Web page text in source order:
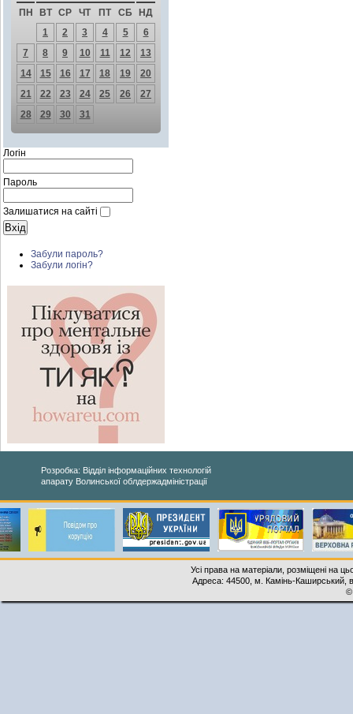
ПН ВТ СР ЧТ ПТ СБ
НД
1
2 3 4 5
6
7
8 9 10 11 12
13
14
15 16 17 18 19
20
21
22 23 24 25 26
27
28
29 30 31
Логін
Пароль
Залишатися на сайті
Забули пароль?
Забули логін?
Розробка: Відділ інформаційних технологій
апарату Волинської облдержадміністрації
Усі права на матеріали, розміщені на
Адреса: 44500, м. Камінь-Каширський,
©